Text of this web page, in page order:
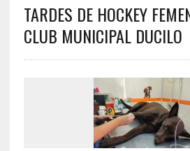
TARDES DE HOCKEY
CLUB MUNICIPAL DUCILO